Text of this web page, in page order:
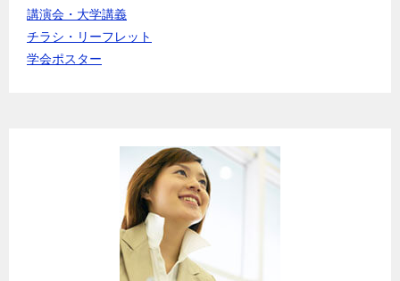
講演会・大学講義
チラシ・リーフレット
学会ポスター